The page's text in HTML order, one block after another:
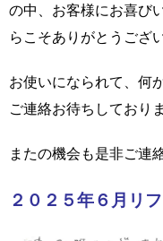
の中、お客様にお喜び
らこそありがとうござ
お使いになられて、何
ご連絡お待ちしておりま
またの機会も是非ご連
２０２５年６月リ